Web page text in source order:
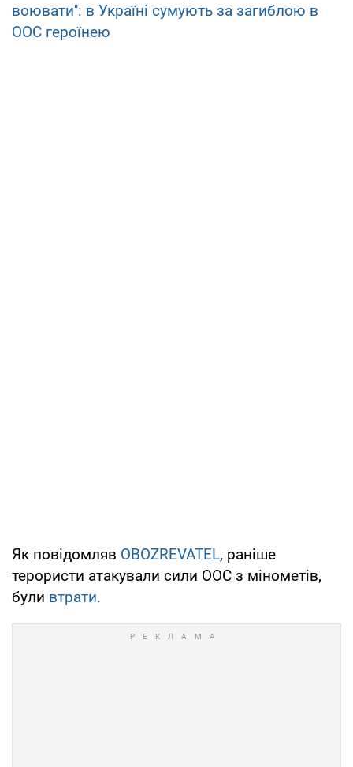
воювати'': в Україні сумують за загиблою в
ООС героїнею
Як повідомляв OBOZREVATEL, раніше
терористи атакували сили ООС з мінометів,
були втрати.